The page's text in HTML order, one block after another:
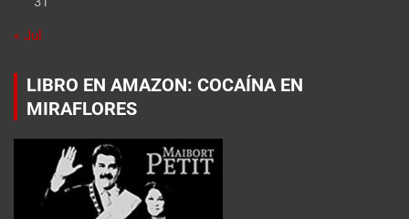
« Jul
LIBRO EN AMAZON: COCAÍNA EN
MIRAFLORES